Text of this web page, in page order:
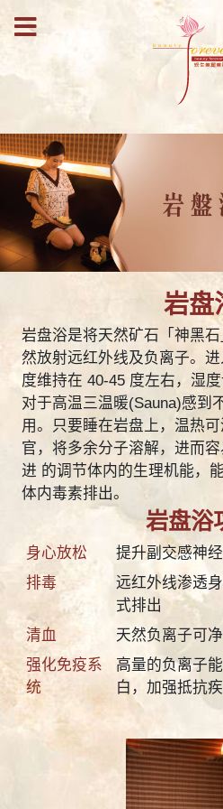
岩盘
岩盘浴是将天然矿石「神黑
然放射远红外线及负离子。
度维持在 40-45 度左右，湿度
对于高温三温暖(Sauna)感到
用。只要睡在岩盘上，温热
官，将多余分子溶解，进而
进 的调节体内的生理机能，
体内毒素排出。
岩盘浴
身心放松
提升副交感神
排毒
远红外线渗透
式排出
清血
天然负离子可
强化免疫系
统
高量的负离子
白，加强抵抗